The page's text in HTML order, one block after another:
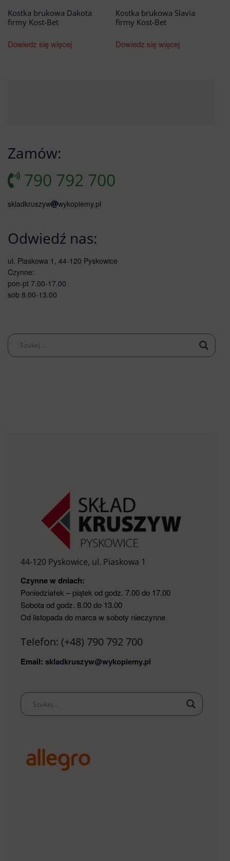
Kostka brukowa Dakota
firmy Kost-Bet
Dowiedz się więcej
Kostka brukowa Slavia
firmy Kost-Bet
Dowiedz się więcej
Zamów:
790 792 700
skladkruszyw wykopiemy.pl
Odwiedź nas:
ul. Piaskowa 1, 44-120 Pyskowice
Czynne:
pon-pt 7.00-17.00
sob 8.00-13.00
44-120 Pyskowice, ul. Piaskowa 1
Czynne w dniach:
Poniedziałek – piątek od godz. 7.00 do 17.00
Sobota od godz. 8.00 do 13.00
Od listopada do marca w soboty nieczynne
Telefon: (+48) 790 792 700
Email: skladkruszyw@wykopiemy.pl